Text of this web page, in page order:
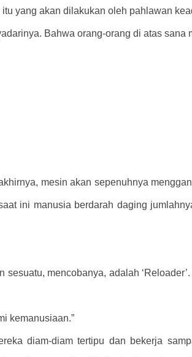
yang akan dilakukan oleh pahlawan
Bahwa orang-orang di atas sana
mesin akan sepenuhnya
ini manusia berdarah daging
mencobanya, adalah
kemanusiaan.”
diam-diam tertipu dan bekerja